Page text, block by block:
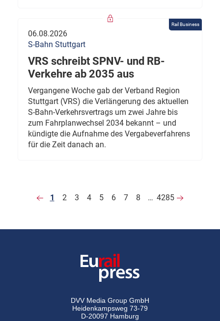
Rail Business
06.08.2026
S-Bahn Stuttgart
VRS schreibt SPNV- und RB-
Verkehre ab 2035 aus
Vergangene Woche gab der Verband Region
Stuttgart (VRS) die Verlängerung des aktuellen
S-Bahn-Verkehrsvertrags um zwei Jahre bis
zum Fahrplanwechsel 2034 bekannt – und
kündigte die Aufnahme des Vergabeverfahrens
für die Zeit danach an.
1 2 3 4 5 6 7 8 … 4285
DVV Media Group GmbH
Heidenkampsweg 73-79
D-20097 Hamburg